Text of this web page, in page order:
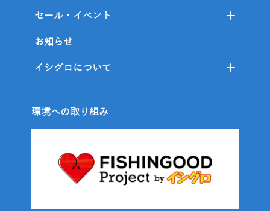
セール・イベント
お知らせ
イシグロについて
環境への取り組み